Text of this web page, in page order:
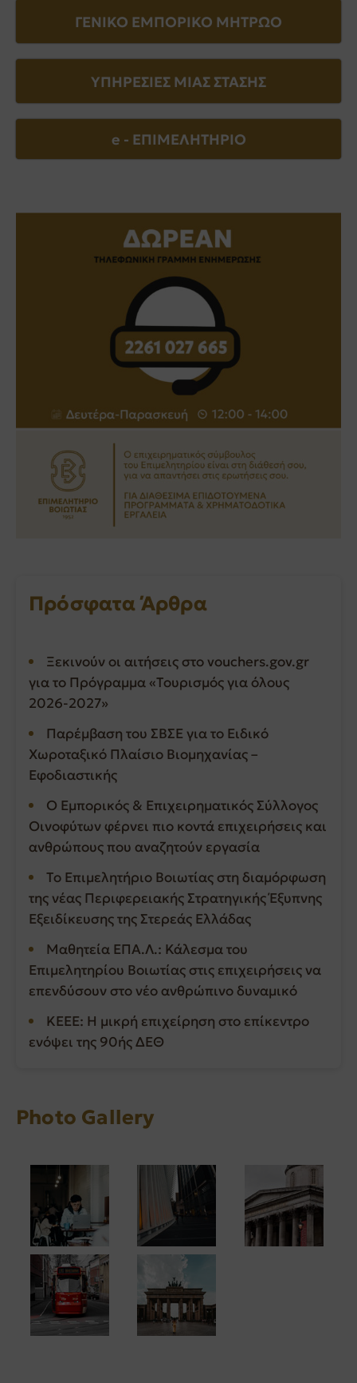
ΓΕΝΙΚΟ ΕΜΠΟΡΙΚΟ ΜΗΤΡΩΟ
ΥΠΗΡΕΣΙΕΣ ΜΙΑΣ ΣΤΑΣΗΣ
e - EΠΙΜΕΛΗΤΗΡΙΟ
Πρόσφατα Άρθρα
Ξεκινούν οι αιτήσεις στο vouchers.gov.gr
για το Πρόγραμμα «Τουρισμός για όλους
2026-2027»
Παρέμβαση του ΣΒΣΕ για το Ειδικό
Χωροταξικό Πλαίσιο Βιομηχανίας –
Εφοδιαστικής
Ο Εμπορικός & Επιχειρηματικός Σύλλογος
Οινοφύτων φέρνει πιο κοντά επιχειρήσεις και
ανθρώπους που αναζητούν εργασία
Το Επιμελητήριο Βοιωτίας στη διαμόρφωση
της νέας Περιφερειακής Στρατηγικής Έξυπνης
Εξειδίκευσης της Στερεάς Ελλάδας
Μαθητεία ΕΠΑ.Λ.: Κάλεσμα του
Επιμελητηρίου Βοιωτίας στις επιχειρήσεις να
επενδύσουν στο νέο ανθρώπινο δυναμικό
ΚΕΕΕ: Η μικρή επιχείρηση στο επίκεντρο
ενόψει της 90ής ΔΕΘ
Photo Gallery